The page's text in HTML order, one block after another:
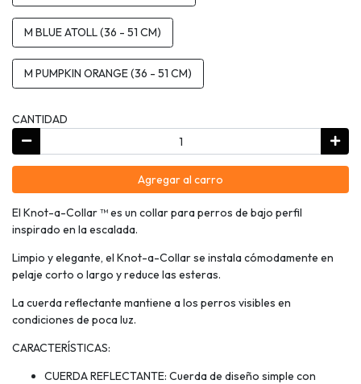
M BLUE ATOLL (36 - 51 CM)
M PUMPKIN ORANGE (36 - 51 CM)
CANTIDAD
Agregar al carro
El Knot-a-Collar ™ es un collar para perros de bajo perfil
inspirado en la escalada.
Limpio y elegante, el Knot-a-Collar se instala cómodamente en
pelaje corto o largo y reduce las esteras.
La cuerda reflectante mantiene a los perros visibles en
condiciones de poca luz.
CARACTERÍSTICAS:
CUERDA REFLECTANTE: Cuerda de diseño simple con